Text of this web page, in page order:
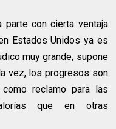
con cierta ventaja
Estados Unidos ya es
muy grande, supone
vez, los progresos son
reclamo para las
que en otras